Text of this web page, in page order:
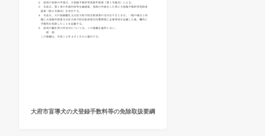
大府市盲導犬の犬登録手数料等の免除取扱要綱